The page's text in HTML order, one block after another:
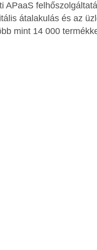
átalakulás és az
mint 14 000